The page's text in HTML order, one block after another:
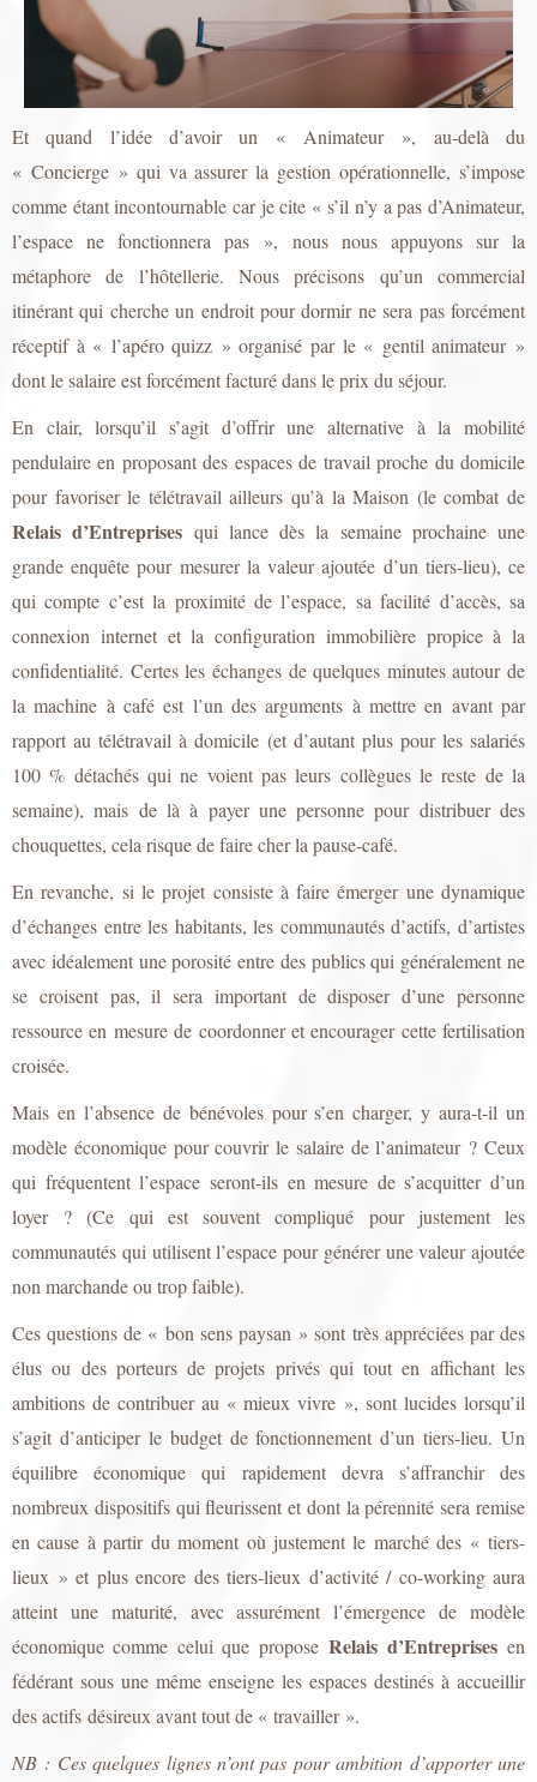
Et quand l’idée d’avoir un « Animateur », au-delà du
« Concierge » qui va assurer la gestion opérationnelle, s’impose
comme étant incontournable car je cite « s’il n’y a pas d’Animateur,
l’espace ne fonctionnera pas », nous nous appuyons sur la
métaphore de l’hôtellerie. Nous précisons qu’un commercial
itinérant qui cherche un endroit pour dormir ne sera pas forcément
réceptif à « l’apéro quizz » organisé par le « gentil animateur »
dont le salaire est forcément facturé dans le prix du séjour.
En clair, lorsqu’il s’agit d’offrir une alternative à la mobilité
pendulaire en proposant des espaces de travail proche du domicile
pour favoriser le télétravail ailleurs qu’à la Maison (le combat de
Relais d’Entreprises qui lance dès la semaine prochaine une
grande enquête pour mesurer la valeur ajoutée d’un tiers-lieu), ce
qui compte c’est la proximité de l’espace, sa facilité d’accès, sa
connexion internet et la configuration immobilière propice à la
confidentialité. Certes les échanges de quelques minutes autour de
la machine à café est l’un des arguments à mettre en avant par
rapport au télétravail à domicile (et d’autant plus pour les salariés
100 % détachés qui ne voient pas leurs collègues le reste de la
semaine), mais de là à payer une personne pour distribuer des
chouquettes, cela risque de faire cher la pause-café.
En revanche, si le projet consiste à faire émerger une dynamique
d’échanges entre les habitants, les communautés d’actifs, d’artistes
avec idéalement une porosité entre des publics qui généralement ne
se croisent pas, il sera important de disposer d’une personne
ressource en mesure de coordonner et encourager cette fertilisation
croisée.
Mais en l’absence de bénévoles pour s’en charger, y aura-t-il un
modèle économique pour couvrir le salaire de l’animateur ? Ceux
qui fréquentent l’espace seront-ils en mesure de s’acquitter d’un
loyer ? (Ce qui est souvent compliqué pour justement les
communautés qui utilisent l’espace pour générer une valeur ajoutée
non marchande ou trop faible).
Ces questions de « bon sens paysan » sont très appréciées par des
élus ou des porteurs de projets privés qui tout en affichant les
ambitions de contribuer au « mieux vivre », sont lucides lorsqu’il
s’agit d’anticiper le budget de fonctionnement d’un tiers-lieu. Un
équilibre économique qui rapidement devra s’affranchir des
nombreux dispositifs qui fleurissent et dont la pérennité sera remise
en cause à partir du moment où justement le marché des « tiers-
lieux » et plus encore des tiers-lieux d’activité / co-working aura
atteint une maturité, avec assurément l’émergence de modèle
économique comme celui que proposeRelais d’Entreprisesen
fédérant sous une même enseigne les espaces destinés à accueillir
des actifs désireux avant tout de « travailler ».
NB : Ces quelques lignes n’ont pas pour ambition d’apporter une